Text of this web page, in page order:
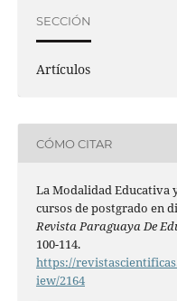
SECCIÓN
Artículos
CÓMO CITAR
La Modalidad Educativa
cursos de postgrado en
Revista Paraguaya De
100-114.
https://
iew/2164